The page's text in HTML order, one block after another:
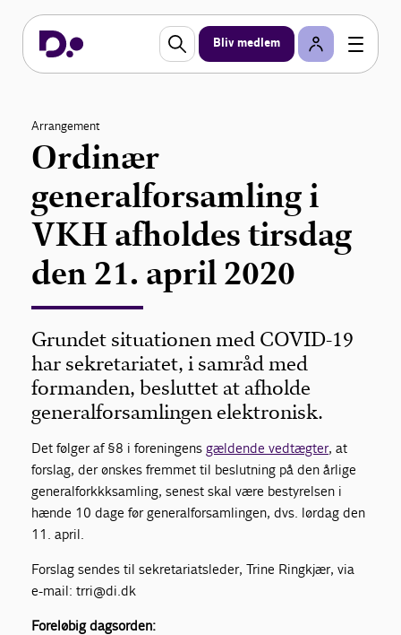
Bliv medlem
Arrangement
Ordinær
generalforsamling i
VKH afholdes tirsdag
den 21. april 2020
Grundet situationen med COVID-19
har sekretariatet, i samråd med
formanden, besluttet at afholde
generalforsamlingen elektronisk.
Det følger af §8 i foreningens gældende vedtægter, at
forslag, der ønskes fremmet til beslutning på den årlige
generalforkkksamling, senest skal være bestyrelsen i
hænde 10 dage før generalforsamlingen, dvs. lørdag den
11. april.
Forslag sendes til sekretariatsleder, Trine Ringkjær, via
e-mail: trri@di.dk
Foreløbig dagsorden: